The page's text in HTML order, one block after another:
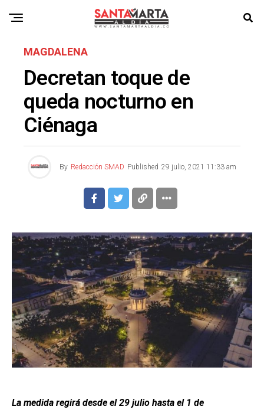
MAGDALENA
Decretan toque de
queda nocturno en
Ciénaga
By Redacción SMAD Published 29 julio, 2021 11:33 am
La medida regirá desde el 29 julio hasta el 1 de